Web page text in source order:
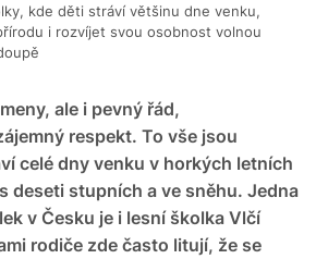
ale i pevný řád,
respekt. To vše jsou
celé dny venku v horkých letních
deseti stupních a ve sněhu. Jedna
v Česku je i lesní školka Vlčí
rodiče zde často litují, že se
kde děti stráví většinu dne venku,
i rozvíjet svou osobnost volnou